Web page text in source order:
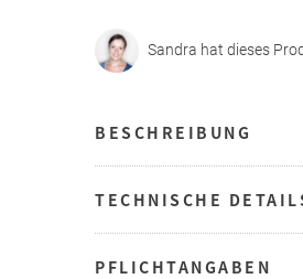
Sandra hat dieses
BESCHREIBUNG
TECHNISCHE
PFLICHTANGABEN